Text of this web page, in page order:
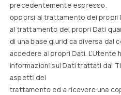
precedentemente espresso.
opporsi al trattamento dei propri
al trattamento dei propri Dati
di una base giuridica diversa dal
accedere ai propri Dati.
informazioni sui Dati trattati dal
aspetti del
trattamento ed a ricevere una